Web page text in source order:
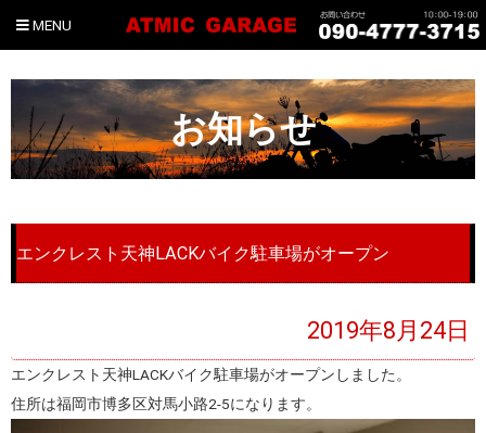
MENU
お知らせ
エンクレスト天神LACKバイク駐車場がオープン
2019年8月24日
エンクレスト天神LACKバイク駐車場がオープンしました。
住所は福岡市博多区対馬小路2-5になります。